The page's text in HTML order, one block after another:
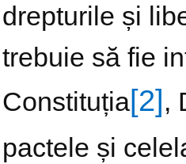
drepturile și
trebuie să fie
Constituția[2] ,
pactele și